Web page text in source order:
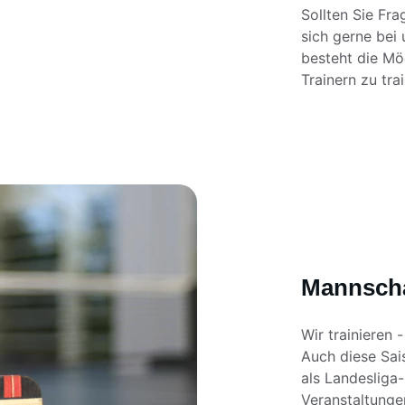
Wir trainieren
Auch diese
als
Sollten Sie
sich gerne bei
besteht die
Trainern zu